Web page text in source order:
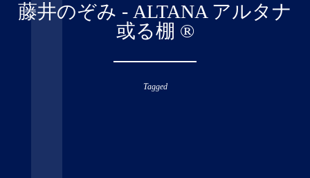
藤井のぞみ - ALTANA アルタナ
或る棚 ®︎
Tagged